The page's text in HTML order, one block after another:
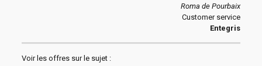
Roma de Pourbaix
Customer service
Entegris
Voir les offres sur le sujet :